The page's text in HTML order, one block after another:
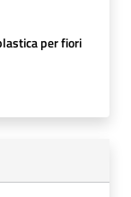
per fiori